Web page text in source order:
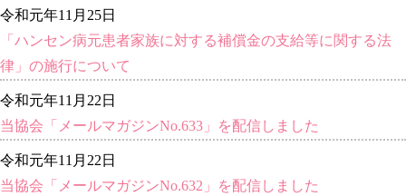
令和元年11月25日
「ハンセン病元患者家族に対する補償金の支給等に関する法
律」の施行について
令和元年11月22日
当協会「メールマガジンNo.633」を配信しました
令和元年11月22日
当協会「メールマガジンNo.632」を配信しました